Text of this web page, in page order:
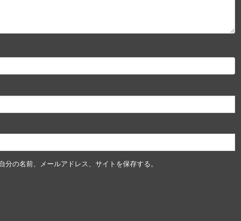
の名前、メールアドレス、サイトを保存する。